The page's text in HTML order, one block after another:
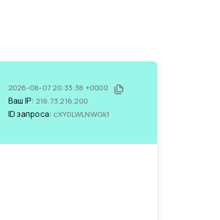
2026-08-07 20:33:38 +0000
Ваш IP: 216.73.216.200
ID запроса: cXY0LWLNWGk1